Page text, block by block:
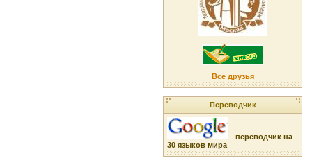
Все друзья
Переводчик
- переводчик на
30 языков мира